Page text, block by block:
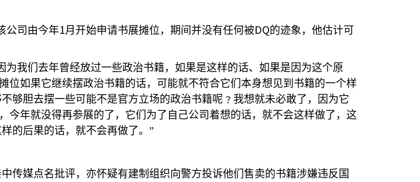
公司由今年1月开始申请书展摊位，期间并没有任何被DQ的迹象，他估计可
我们去年曾经放过一些政治书籍，如果是这样的话、如果是因为这个原
位如果它继续摆政治书籍的话，可能就不符合它们本身想见到书籍的一个样
够胆去摆一些可能不是官方立场的政治书籍呢﹖我想就未必敢了，因为它
今年就没得再参展的了，它们为了自己公司着想的话，就不会这样做了，这
的后果的话，就不会再做了。”
传媒点名批评，亦怀疑有建制组织向警方投诉他们售卖的书籍涉嫌违反国